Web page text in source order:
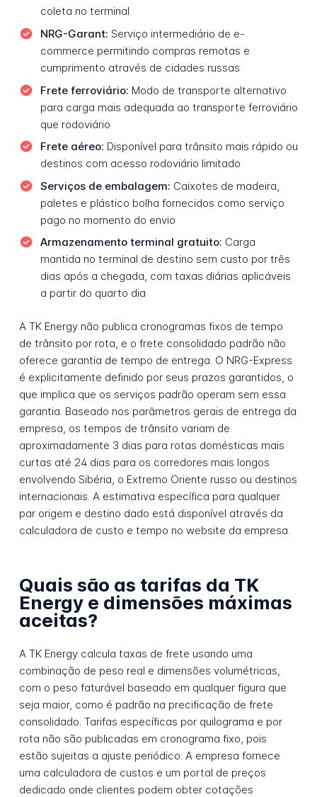
coleta no terminal
NRG-Garant: Serviço intermediário de e-
commerce permitindo compras remotas e
cumprimento através de cidades russas
Frete ferroviário: Modo de transporte alternativo
para carga mais adequada ao transporte ferroviário
que rodoviário
Frete aéreo: Disponível para trânsito mais rápido ou
destinos com acesso rodoviário limitado
Serviços de embalagem: Caixotes de madeira,
paletes e plástico bolha fornecidos como serviço
pago no momento do envio
Armazenamento terminal gratuito: Carga
mantida no terminal de destino sem custo por três
dias após a chegada, com taxas diárias aplicáveis
a partir do quarto dia
A TK Energy não publica cronogramas fixos de tempo
de trânsito por rota, e o frete consolidado padrão não
oferece garantia de tempo de entrega. O NRG-Express
é explicitamente definido por seus prazos garantidos, o
que implica que os serviços padrão operam sem essa
garantia. Baseado nos parâmetros gerais de entrega da
empresa, os tempos de trânsito variam de
aproximadamente 3 dias para rotas domésticas mais
curtas até 24 dias para os corredores mais longos
envolvendo Sibéria, o Extremo Oriente russo ou destinos
internacionais. A estimativa específica para qualquer
par origem e destino dado está disponível através da
calculadora de custo e tempo no website da empresa.
Quais são as tarifas da TK
Energy e dimensões máximas
aceitas?
A TK Energy calcula taxas de frete usando uma
combinação de peso real e dimensões volumétricas,
com o peso faturável baseado em qualquer figura que
seja maior, como é padrão na precificação de frete
consolidado. Tarifas específicas por quilograma e por
rota não são publicadas em cronograma fixo, pois
estão sujeitas a ajuste periódico. A empresa fornece
uma calculadora de custos e um portal de preços
dedicado onde clientes podem obter cotações